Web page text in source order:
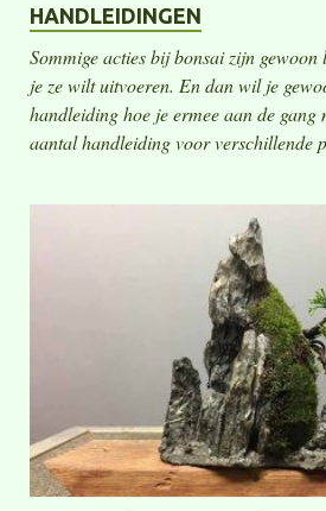
HANDLEIDINGEN
Sommige acties bij bonsai zijn gewoon
je ze wilt uitvoeren. En dan wil je
handleiding hoe je ermee aan de gang
aantal handleiding voor verschillende